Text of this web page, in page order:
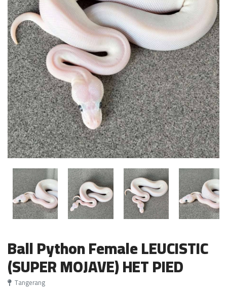
Ball Python Female LEUCISTIC
(SUPER MOJAVE) HET PIED
Tangerang